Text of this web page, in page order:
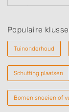
Populaire
Tuinonderhoud
Schutting plaatsen
Bomen snoeien of